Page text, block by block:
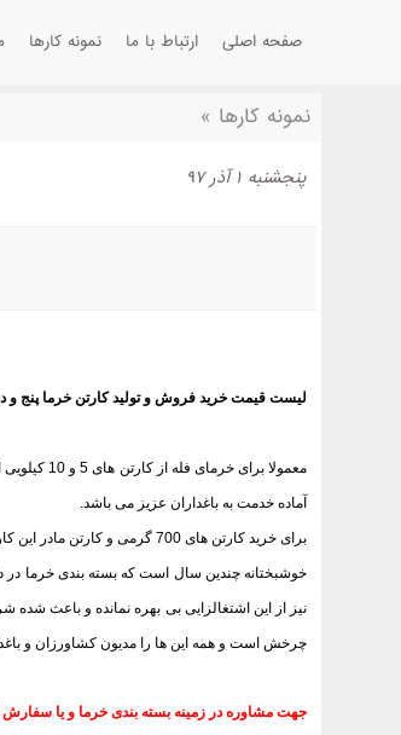
صفحه اصلی ارتباط با ما نمونه کارها
نمونه کارها »
پنجشنبه ۱ آذر ۹۷
لیست قیمت خرید فروش و تولید کارتن خرما پنج و
معمولا
آماده خدمت به باغداران عزیز می باشد.
برای خرید کارتن های 700 گرمی و کارتن مادر این کارتن ها می توانید با ما تماس بگیرید.
خوشبختانه چندین سال است که بسته بندی خرما
نیز از این اشتغالزایی بی بهره نمانده و باعث
چرخش است و همه این ها را مدیون کشاورزان و
جهت مشاوره در زمینه بسته بندی خرما و یا سفارش